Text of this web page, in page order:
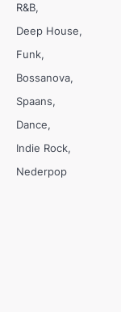
R&B
Deep House
Funk
Bossanova
Spaans
Dance
Indie Rock
Nederpop